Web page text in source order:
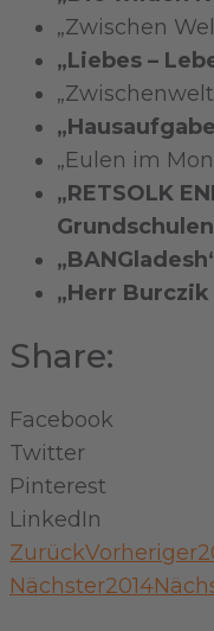
„Zwischen
„Liebes –
„Eulen im
„RETSOLK
„Herr
Share:
Facebook
Twitter
Pinterest
LinkedIn
ZurückVorheriger
Nächster2014